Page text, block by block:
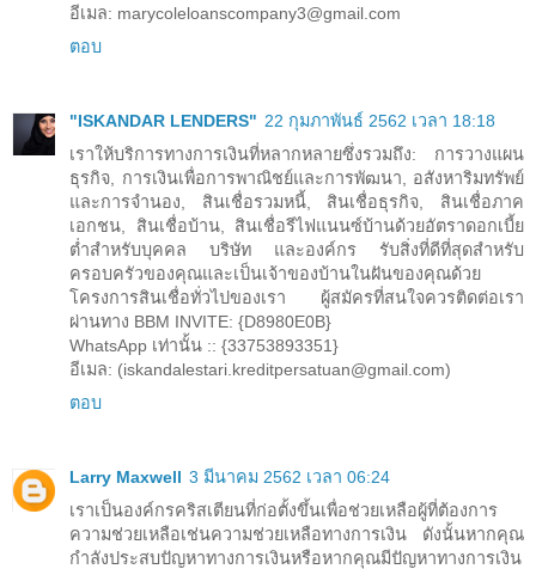
อีเมล: marycoleloanscompany3@gmail.com
ตอบ
"ISKANDAR LENDERS" 22 กุมภาพันธ์ 2562 เวลา 18:18
เราให้บริการทางการเงินที่หลากหลายซึ่งรวมถึง: การวางแผน
ธุรกิจ, การเงินเพื่อการพาณิชย์และการพัฒนา, อสังหาริมทรัพย์
และการจำนอง, สินเชื่อรวมหนี้, สินเชื่อธุรกิจ, สินเชื่อภาค
เอกชน, สินเชื่อบ้าน, สินเชื่อรีไฟแนนซ์บ้านด้วยอัตราดอกเบี้ย
ต่ำสำหรับบุคคล บริษัท และองค์กร รับสิ่งที่ดีที่สุดสำหรับ
ครอบครัวของคุณและเป็นเจ้าของบ้านในฝันของคุณด้วย
โครงการสินเชื่อทั่วไปของเรา ผู้สมัครที่สนใจควรติดต่อเรา
ผ่านทาง BBM INVITE: {D8980E0B}
WhatsApp เท่านั้น :: {33753893351}
อีเมล: (iskandalestari.kreditpersatuan@gmail.com)
ตอบ
Larry Maxwell 3 มีนาคม 2562 เวลา 06:24
เราเป็นองค์กรคริสเตียนที่ก่อตั้งขึ้นเพื่อช่วยเหลือผู้ที่ต้องการ
ความช่วยเหลือเช่นความช่วยเหลือทางการเงิน ดังนั้นหากคุณ
กำลังประสบปัญหาทางการเงินหรือหากคุณมีปัญหาทางการเงิน